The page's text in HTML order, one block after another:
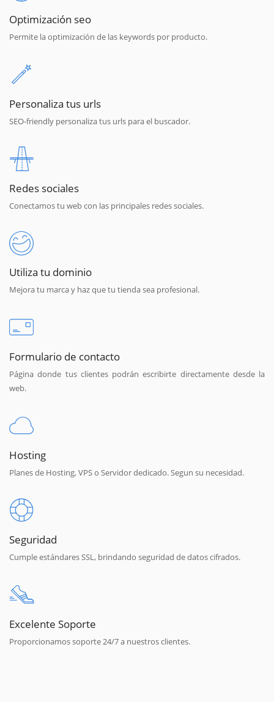
Optimización seo
Permite la optimización de las keywords por producto.
Personaliza tus urls
SEO-friendly personaliza tus urls para el buscador.
Redes sociales
Conectamos tu web con las principales redes sociales.
Utiliza tu dominio
Mejora tu marca y haz que tu tienda sea profesional.
Formulario de contacto
Página donde tus clientes podrán escribirte directamente desde la
web.
Hosting
Planes de Hosting, VPS o Servidor dedicado. Segun su necesidad.
Seguridad
Cumple estándares SSL, brindando seguridad de datos cifrados.
Excelente Soporte
Proporcionamos soporte 24/7 a nuestros clientes.